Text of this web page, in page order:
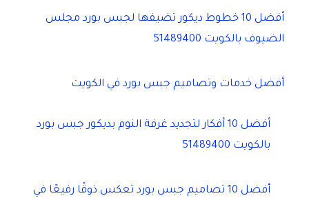
أفضل 10 خطوط ديكور تضيفها لجبس بورد مجلس
الضيوف بالكويت 51489400
أفضل خدمات وتصاميم جبس بورد في الكويت
أفضل 10 أفكار لتجديد غرفة النوم بديكور جبس بورد
بالكويت 51489400
أفضل 10 تصاميم جبس بورد تعكس ذوقًا رفيعًا في